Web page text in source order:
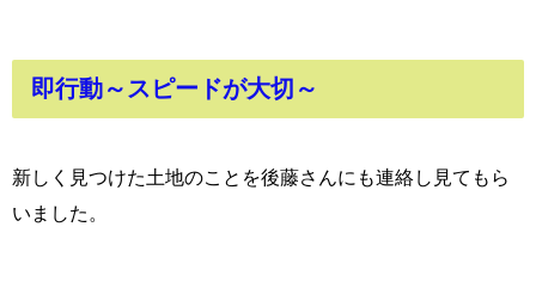
即行動～スピードが大切～
新しく見つけた土地のことを後藤さんにも連絡し見てもら
いました。